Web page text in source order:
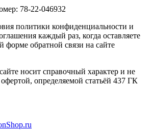
78-22-046932
политики конфиденциальности и
каждый раз, когда оставляете
обратной связи на сайте
носит справочный характер и не
определяемой статьёй 437 ГК